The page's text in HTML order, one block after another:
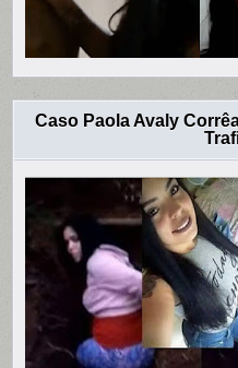
Caso Paola Avaly